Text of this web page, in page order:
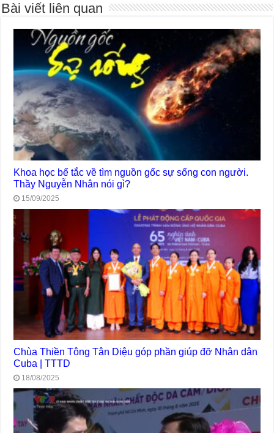
Bài viết liên quan
Khoa học bế tắc về tìm nguồn gốc sự sống con người.
Thầy Nguyễn Nhân nói gì?
15/09/2025
Chùa Thiền Tông Tân Diệu góp phần giúp đỡ Nhân dân
Cuba | TTTD
18/08/2025